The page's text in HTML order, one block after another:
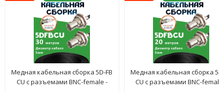
Медная кабельная сборка 5D-FB
CU с разъемами BNC-female -
Медная кабельная сборка
CU с разъемами BNC-